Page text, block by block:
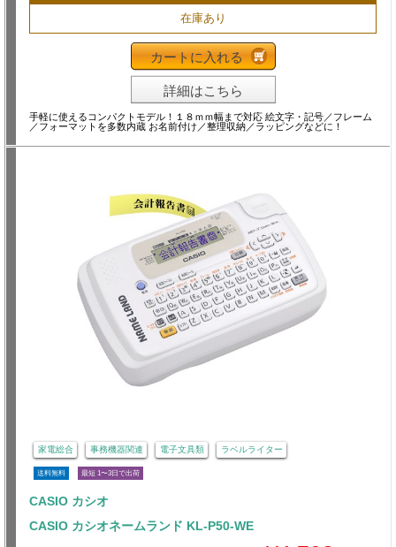
在庫あり
カートに入れる
詳細はこちら
手軽に使えるコンパクトモデル！１８ｍｍ幅まで対応 絵文字・記号／フレーム
／フォーマットを多数内蔵 お名前付け／整理収納／ラッピングなどに！
家電総合 事務機器関連 電子文具類 ラベルライター
送料無料 最短 1〜3日で出荷
CASIO カシオ
CASIO カシオネームランド KL-P50-WE